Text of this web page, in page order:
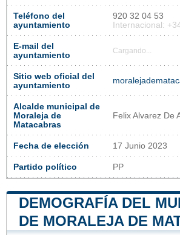
Teléfono del
ayuntamiento
920 32 04 53
Internacional:
E-mail del
ayuntamiento
Cargando...
Sitio web oficial del
ayuntamiento
Alcalde municipal de
Moraleja de
Matacabras
Felix Alvarez De
Fecha de elección 17 Junio 2023
Partido político PP
DEMOGRAFÍA DEL
DE MORALEJA DE